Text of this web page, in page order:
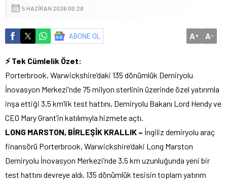
5 HAZIRAN 2026 00:28
ABONE OL A+ A-
⚡ Tek Cümlelik Özet:
Porterbrook, Warwickshire’daki 135 dönümlük Demiryolu
İnovasyon Merkezi’nde 75 milyon sterlinin üzerinde özel yatırımla
inşa ettiği 3,5 km’lik test hattını, Demiryolu Bakanı Lord Hendy ve
CEO Mary Grant’in katılımıyla hizmete açtı.
LONG MARSTON, BİRLEŞİK KRALLIK – İngiliz demiryolu araç
finansörü Porterbrook, Warwickshire’daki Long Marston
Demiryolu İnovasyon Merkezi’nde 3,5 km uzunluğunda yeni bir
test hattını devreye aldı. 135 dönümlük tesisin toplam yatırım